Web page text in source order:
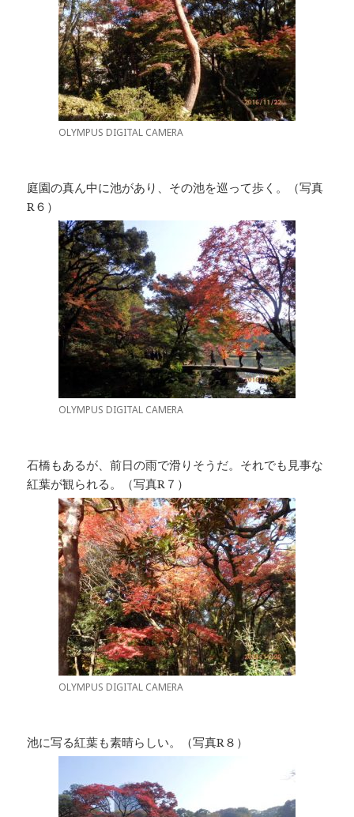
OLYMPUS DIGITAL CAMERA
庭園の真ん中に池があり、その池を巡って歩く。（写真
R６）
OLYMPUS DIGITAL CAMERA
石橋もあるが、前日の雨で滑りそうだ。それでも見事な
紅葉が観られる。（写真R７）
OLYMPUS DIGITAL CAMERA
池に写る紅葉も素晴らしい。（写真R８）